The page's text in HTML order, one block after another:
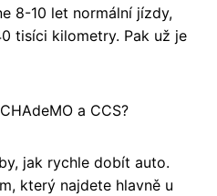
8-10 let normální jízdy,
tisíci kilometry. Pak už je
a CCS?
jak rychle dobít auto.
který najdete hlavně u